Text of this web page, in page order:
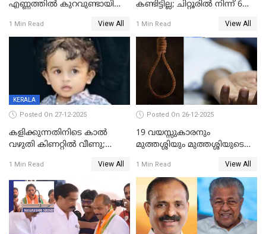
എണ്ണത്തിൽ കുറവുണ്ടായിട്ടും
കുതിച്ചുയരുന്നു
1 Min Read View All
കണ്ടിട്ടില്ല; ചിറ്റൂരിൽ നിന്ന് 6
1 Min Read View All
KERALA
Posted On 27-12-2025
കളിക്കുന്നതിനിടെ കാൽ
വഴുതി കിണറ്റിൽ വീണു;
ദാരുണാന്ത്യം
1 Min Read View All
Posted On 26-12-2025
19 വയസ്സുകാരനും
മുത്തശ്ശിയും മുത്തശ്ശിയുടെ
മരിച്ചനിലയിൽ
1 Min Read View All